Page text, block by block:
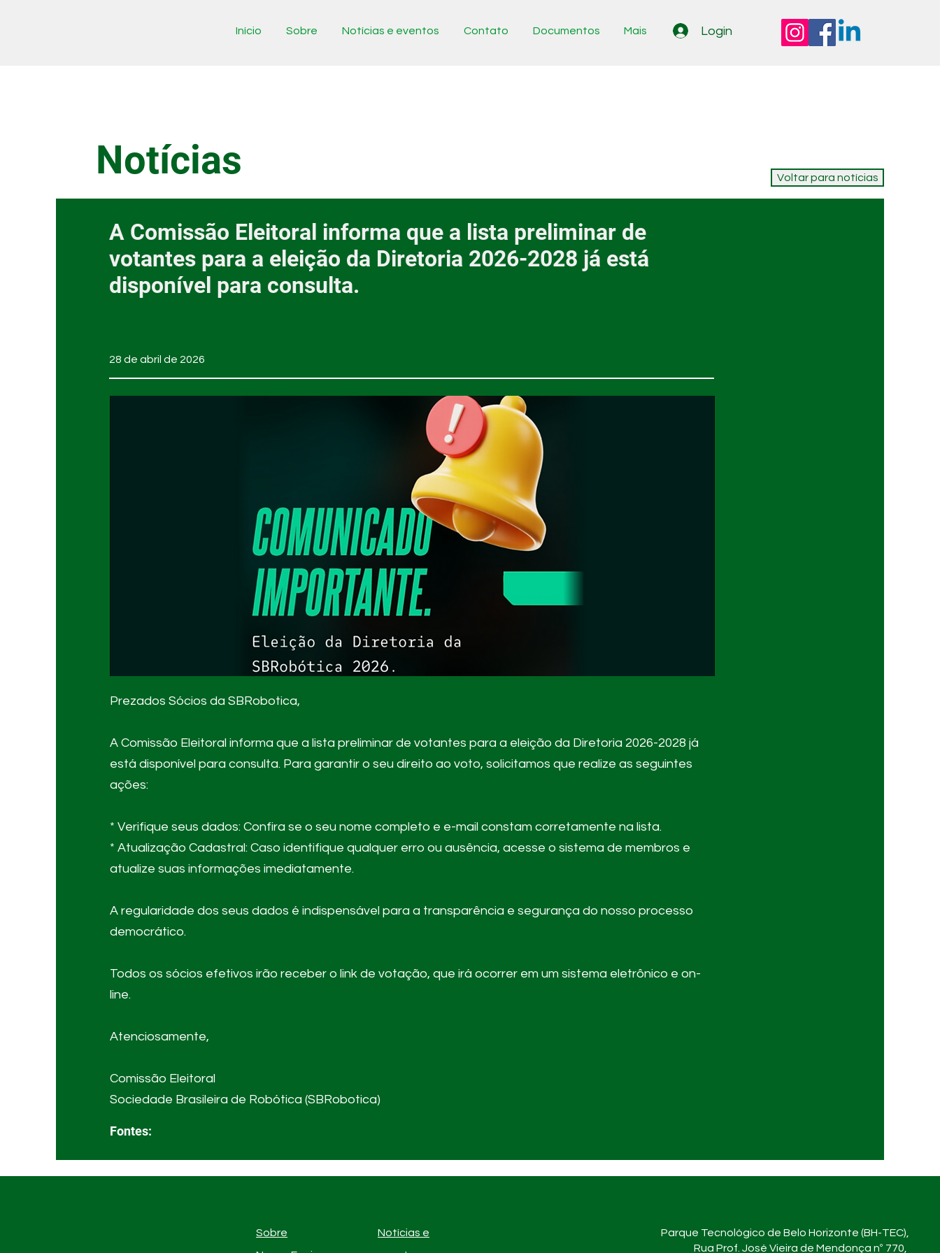
Início Sobre Notícias e eventos Contato Documentos Mais Login
Notícias Voltar para notícias
A Comissão Eleitoral informa que a lista preliminar de
votantes para a eleição da Diretoria 2026-2028 já está
disponível para consulta.
28 de abril de 2026
Prezados Sócios da SBRobotica,
A Comissão Eleitoral informa que a lista preliminar de votantes para a eleição da Diretoria 2026-2028 já
está disponível para consulta. Para garantir o seu direito ao voto, solicitamos que realize as seguintes
ações:
* Verifique seus dados: Confira se o seu nome completo e e-mail constam corretamente na lista.
* Atualização Cadastral: Caso identifique qualquer erro ou ausência, acesse o sistema de membros e
atualize suas informações imediatamente.
A regularidade dos seus dados é indispensável para a transparência e segurança do nosso processo
democrático.
Todos os sócios efetivos irão receber o link de votação, que irá ocorrer em um sistema eletrônico e on-
line.
Atenciosamente,
Comissão Eleitoral
Sociedade Brasileira de Robótica (SBRobotica)
Fontes:
Sobre
Notícias e
Parque Tecnológico de Belo Horizonte (BH-TEC),
Rua Prof. José Vieira de Mendonça nº 770,